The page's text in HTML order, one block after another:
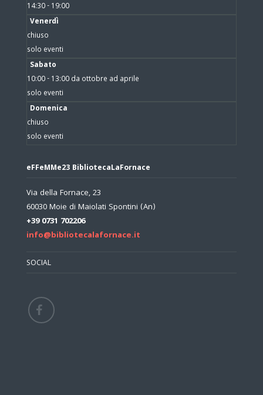
14:30 - 19:00
Venerdì
chiuso
solo eventi
Sabato
10:00 - 13:00 da ottobre ad aprile
solo eventi
Domenica
chiuso
solo eventi
eFFeMMe23 BibliotecaLaFornace
Via della Fornace, 23
60030 Moie di Maiolati Spontini (An)
+39 0731 702206
info@bibliotecalafornace.it
SOCIAL